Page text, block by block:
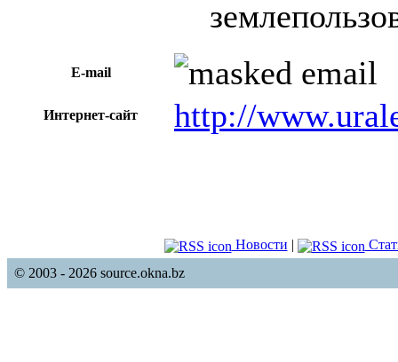
E-mail
Интернет-сайт http://
Новости
© 2003 - 2026 source.okna.bz